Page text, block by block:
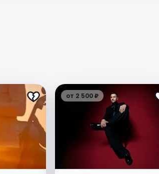
от 2 500 ₽